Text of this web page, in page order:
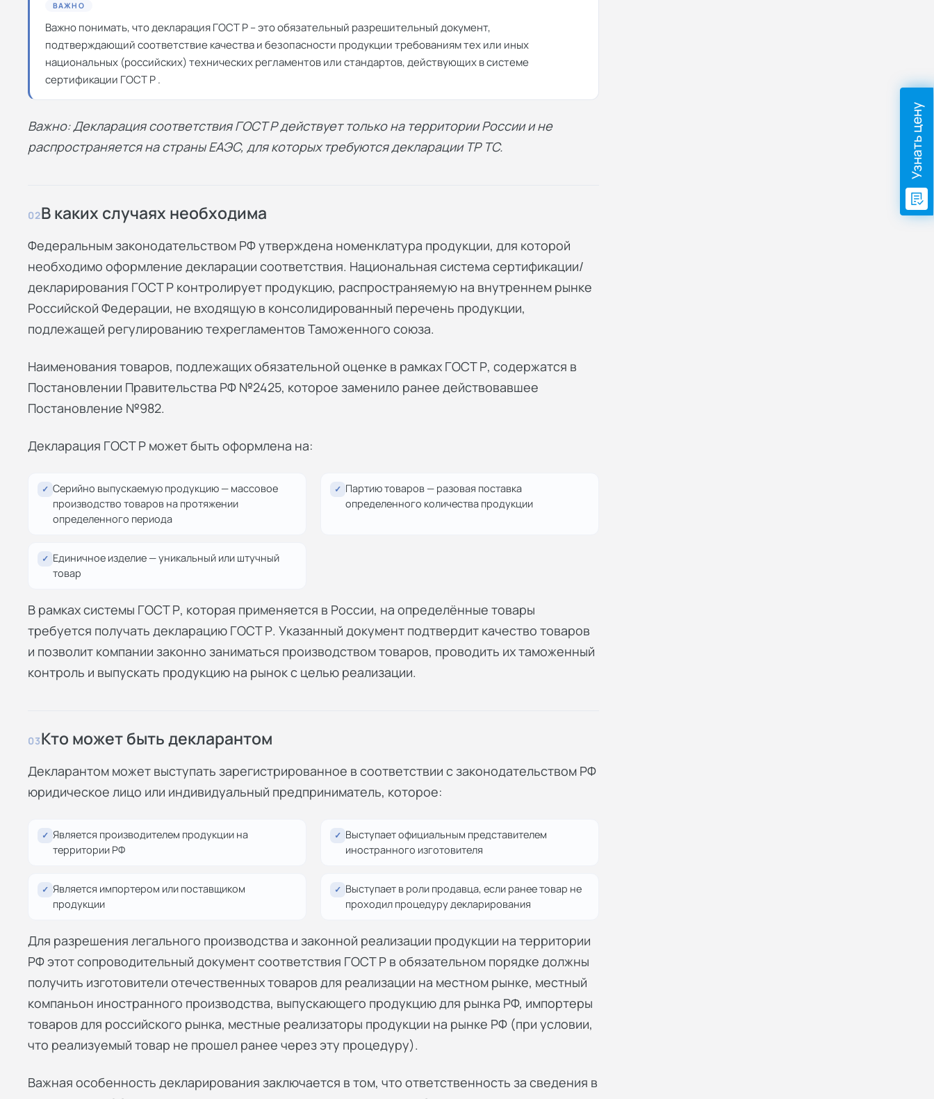
ВАЖНО
Важно понимать, что декларация ГОСТ Р – это обязательный разрешительный документ,
подтверждающий соответствие качества и безопасности продукции требованиям тех или иных
национальных (российских) технических регламентов или стандартов, действующих в системе
сертификации ГОСТ Р .
Важно: Декларация соответствия ГОСТ Р действует только на территории России и не
распространяется на страны ЕАЭС, для которых требуются декларации ТР ТС.
02В каких случаях необходима
Федеральным законодательством РФ утверждена номенклатура продукции, для которой
необходимо оформление декларации соответствия. Национальная система сертификации/
декларирования ГОСТ Р контролирует продукцию, распространяемую на внутреннем рынке
Российской Федерации, не входящую в консолидированный перечень продукции,
подлежащей регулированию техрегламентов Таможенного союза.
Наименования товаров, подлежащих обязательной оценке в рамках ГОСТ Р, содержатся в
Постановлении Правительства РФ №2425, которое заменило ранее действовавшее
Постановление №982.
Декларация ГОСТ Р может быть оформлена на:
✓ Серийно выпускаемую продукцию — массовое
производство товаров на протяжении
определенного периода
✓ Партию товаров — разовая поставка
определенного количества продукции
✓ Единичное изделие — уникальный или штучный
товар
В рамках системы ГОСТ Р, которая применяется в России, на определённые товары
требуется получать декларацию ГОСТ Р. Указанный документ подтвердит качество товаров
и позволит компании законно заниматься производством товаров, проводить их таможенный
контроль и выпускать продукцию на рынок с целью реализации.
03Кто может быть декларантом
Декларантом может выступать зарегистрированное в соответствии с законодательством РФ
юридическое лицо или индивидуальный предприниматель, которое:
✓ Является производителем продукции на
территории РФ
✓ Выступает официальным представителем
иностранного изготовителя
✓ Является импортером или поставщиком
продукции
✓ Выступает в роли продавца, если ранее товар не
проходил процедуру декларирования
Для разрешения легального производства и законной реализации продукции на территории
РФ этот сопроводительный документ соответствия ГОСТ Р в обязательном порядке должны
получить изготовители отечественных товаров для реализации на местном рынке, местный
компаньон иностранного производства, выпускающего продукцию для рынка РФ, импортеры
товаров для российского рынка, местные реализаторы продукции на рынке РФ (при условии,
что реализуемый товар не прошел ранее через эту процедуру).
Важная особенность декларирования заключается в том, что ответственность за сведения в
Узнать цену